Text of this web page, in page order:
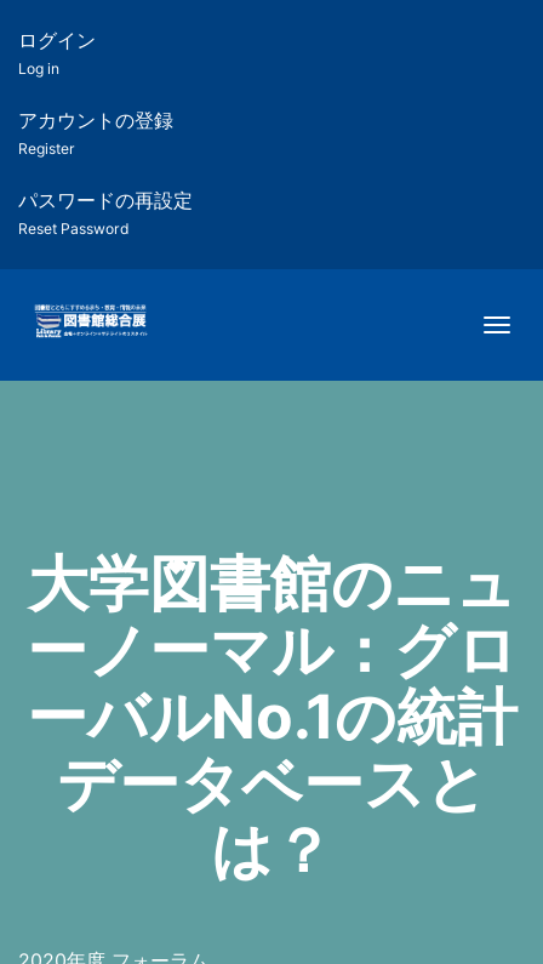
ツ
匿
名
ユ
ー
ー
用
メ
ー
ログイン
Log in
アカウントの登録
Register
パスワードの再設定
Reset Password
大学図書館のニュ
ーノーマル：グロ
ーバルNo.1の統計
データベースと
は？